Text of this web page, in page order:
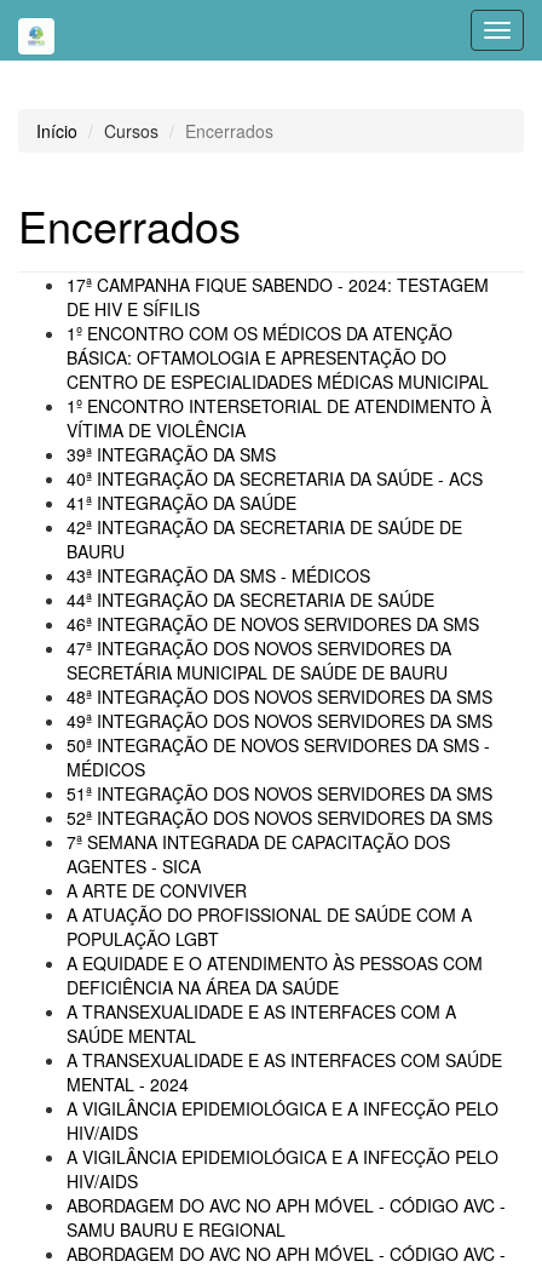
Início Cursos Encerrados
Encerrados
17ª CAMPANHA FIQUE SABENDO - 2024: TESTAGEM
DE HIV E SÍFILIS
1º ENCONTRO COM OS MÉDICOS DA ATENÇÃO
BÁSICA: OFTAMOLOGIA E APRESENTAÇÃO DO
CENTRO DE ESPECIALIDADES MÉDICAS MUNICIPAL
1º ENCONTRO INTERSETORIAL DE ATENDIMENTO À
VÍTIMA DE VIOLÊNCIA
39ª INTEGRAÇÃO DA SMS
40ª INTEGRAÇÃO DA SECRETARIA DA SAÚDE - ACS
41ª INTEGRAÇÃO DA SAÚDE
42ª INTEGRAÇÃO DA SECRETARIA DE SAÚDE DE
BAURU
43ª INTEGRAÇÃO DA SMS - MÉDICOS
44ª INTEGRAÇÃO DA SECRETARIA DE SAÚDE
46ª INTEGRAÇÃO DE NOVOS SERVIDORES DA SMS
47ª INTEGRAÇÃO DOS NOVOS SERVIDORES DA
SECRETÁRIA MUNICIPAL DE SAÚDE DE BAURU
48ª INTEGRAÇÃO DOS NOVOS SERVIDORES DA SMS
49ª INTEGRAÇÃO DOS NOVOS SERVIDORES DA SMS
50ª INTEGRAÇÃO DE NOVOS SERVIDORES DA SMS -
MÉDICOS
51ª INTEGRAÇÃO DOS NOVOS SERVIDORES DA SMS
52ª INTEGRAÇÃO DOS NOVOS SERVIDORES DA SMS
7ª SEMANA INTEGRADA DE CAPACITAÇÃO DOS
AGENTES - SICA
A ARTE DE CONVIVER
A ATUAÇÃO DO PROFISSIONAL DE SAÚDE COM A
POPULAÇÃO LGBT
A EQUIDADE E O ATENDIMENTO ÀS PESSOAS COM
DEFICIÊNCIA NA ÁREA DA SAÚDE
A TRANSEXUALIDADE E AS INTERFACES COM A
SAÚDE MENTAL
A TRANSEXUALIDADE E AS INTERFACES COM SAÚDE
MENTAL - 2024
A VIGILÂNCIA EPIDEMIOLÓGICA E A INFECÇÃO PELO
HIV/AIDS
A VIGILÂNCIA EPIDEMIOLÓGICA E A INFECÇÃO PELO
HIV/AIDS
ABORDAGEM DO AVC NO APH MÓVEL - CÓDIGO AVC -
SAMU BAURU E REGIONAL
ABORDAGEM DO AVC NO APH MÓVEL - CÓDIGO AVC -